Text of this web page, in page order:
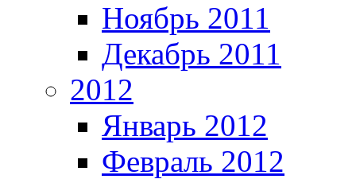
Ноябрь 2011
Декабрь 2011
2012
Январь 2012
Февраль 2012